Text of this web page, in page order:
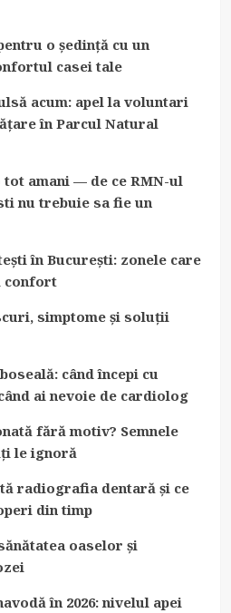
o ședință cu un
casei tale
acum: apel la voluntari
în Parcul Natural
amani — de ce RMN-ul
nu trebuie sa fie un
în București: zonele care
confort
simptome și soluții
când începi cu
ai nevoie de cardiolog
fără motiv? Semnele
le ignoră
radiografia dentară și ce
din timp
oaselor și
în 2026: nivelul apei